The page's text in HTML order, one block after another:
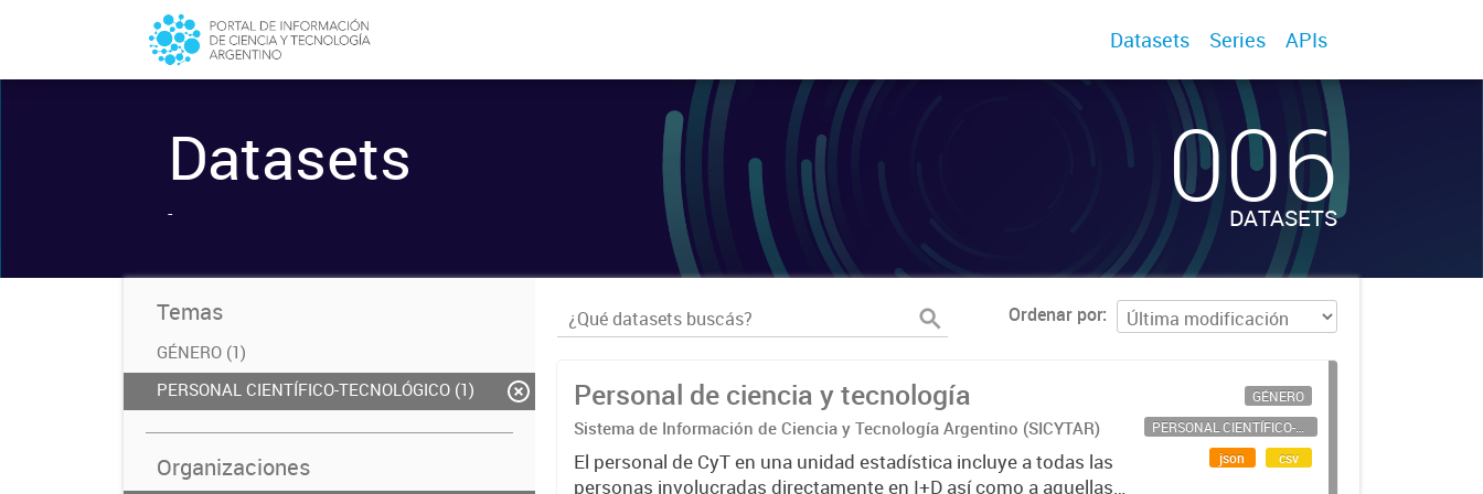
Datasets Series APIs
Datasets
- 006
DATASETS
Temas
GÉNERO (1)
PERSONAL CIENTÍFICO-TECNOLÓGICO (1)
Organizaciones
Ordenar por
Personal de ciencia y tecnología
Sistema de Información de Ciencia y Tecnología Argentino (SICYTAR)
El personal de CyT en una unidad estadística incluye a todas las
personas involucradas directamente en I+D así como a aquellas
GÉNERO
PERSONAL CIENTÍFICO-TECNOLÓGICO
json
csv